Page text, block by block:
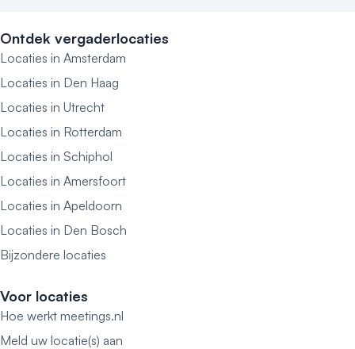
Ontdek vergaderlocaties
Locaties in Amsterdam
Locaties in Den Haag
Locaties in Utrecht
Locaties in Rotterdam
Locaties in Schiphol
Locaties in Amersfoort
Locaties in Apeldoorn
Locaties in Den Bosch
Bijzondere locaties
Voor locaties
Hoe werkt meetings.nl
Meld uw locatie(s) aan